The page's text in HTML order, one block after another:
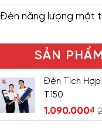
Đèn năng lượng mặt
SẢN
Đèn Tích Hợp
T150
1.090.000₫